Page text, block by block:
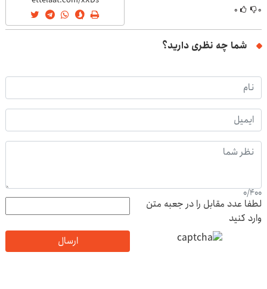
۰ ۰
شما چه نظری دارید؟
0/400
لطفا عدد مقابل را در جعبه متن
وارد کنید
ارسال